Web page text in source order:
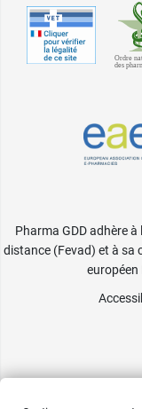
Pharma GDD adhère
distance (Fevad) et à sa
européen